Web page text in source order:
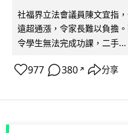
社福界立法會議員陳文宜指
遠超通漲，令家長難以負擔
令學生無法完成功課，二手...
977 380 ↗ 分享